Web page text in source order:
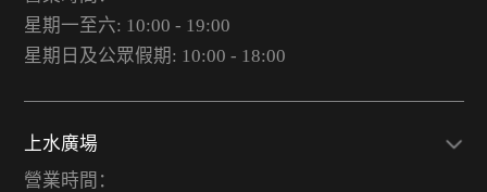
星期一至六: 10:00 - 19:00
星期日及公眾假期: 10:00 - 18:00
上水廣場
營業時間：